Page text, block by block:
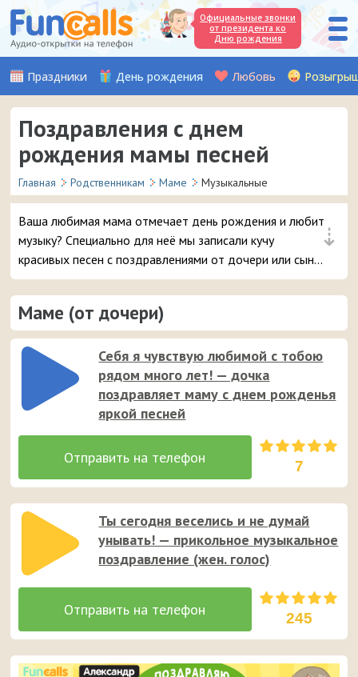
Официальные звонки
от президента ко
Дню рождения
Праздники День рождения Любовь
Поздравления с днем
рождения мамы песней
Главная Родственникам Маме Музыкальные
⇣
Ваша любимая мама отмечает день рождения и любит
музыку? Специально для неё мы записали кучу
красивых песен с поздравлениями от дочери или сына,
которые можно отправить на мобильный телефон
имениннице.
Маме (от дочери)
Себя я чувствую любимой с тобою
рядом много лет! — дочка
поздравляет маму с днем рожденья
яркой песней
7
Ты сегодня веселись и не думай
унывать! — прикольное музыкальное
поздравление (жен. голос)
245